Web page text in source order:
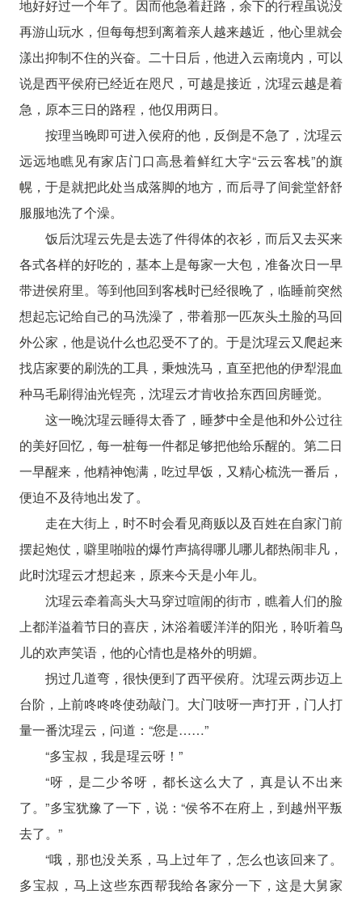
地好好过一个年了。因而他急着赶路，余下的行程虽说没
再游山玩水，但每每想到离着亲人越来越近，他心里就会
漾出抑制不住的兴奋。二十日后，他进入云南境内，可以
说是西平侯府已经近在咫尺，可越是接近，沈瑆云越是着
急，原本三日的路程，他仅用两日。
按理当晚即可进入侯府的他，反倒是不急了，沈瑆云
远远地瞧见有家店门口高悬着鲜红大字“云云客栈”的旗
幌，于是就把此处当成落脚的地方，而后寻了间瓮堂舒舒
服服地洗了个澡。
饭后沈瑆云先是去选了件得体的衣衫，而后又去买来
各式各样的好吃的，基本上是每家一大包，准备次日一早
带进侯府里。等到他回到客栈时已经很晚了，临睡前突然
想起忘记给自己的马洗澡了，带着那一匹灰头土脸的马回
外公家，他是说什么也忍受不了的。于是沈瑆云又爬起来
找店家要的刷洗的工具，秉烛洗马，直至把他的伊犁混血
种马毛刷得油光锃亮，沈瑆云才肯收拾东西回房睡觉。
这一晚沈瑆云睡得太香了，睡梦中全是他和外公过往
的美好回忆，每一桩每一件都足够把他给乐醒的。第二日
一早醒来，他精神饱满，吃过早饭，又精心梳洗一番后，
便迫不及待地出发了。
走在大街上，时不时会看见商贩以及百姓在自家门前
摆起炮仗，噼里啪啦的爆竹声搞得哪儿哪儿都热闹非凡，
此时沈瑆云才想起来，原来今天是小年儿。
沈瑆云牵着高头大马穿过喧闹的街市，瞧着人们的脸
上都洋溢着节日的喜庆，沐浴着暖洋洋的阳光，聆听着鸟
儿的欢声笑语，他的心情也是格外的明媚。
拐过几道弯，很快便到了西平侯府。沈瑆云两步迈上
台阶，上前咚咚咚使劲敲门。大门吱呀一声打开，门人打
量一番沈瑆云，问道：“您是……”
“多宝叔，我是瑆云呀！”
“呀，是二少爷呀，都长这么大了，真是认不出来
了。”多宝犹豫了一下，说：“侯爷不在府上，到越州平叛
去了。”
“哦，那也没关系，马上过年了，怎么也该回来了。
多宝叔，马上这些东西帮我给各家分一下，这是大舅家